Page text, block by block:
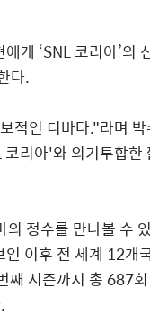
에게 ‘SNL코리아’의
다.
적인 디바다."라며
코리아'와 의기투합한
의 정수를 만나볼 수
이후 전 세계 12개
째 시즌까지 총 687
.